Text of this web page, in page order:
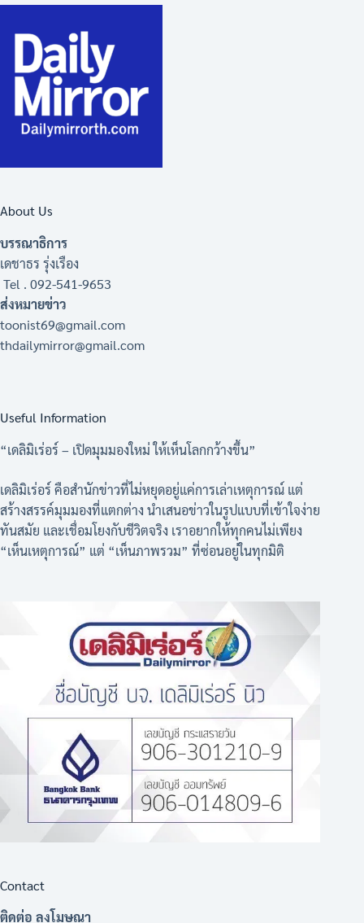
About Us
บรรณาธิการ
เดชาธร รุ่งเรือง
Tel . 092-541-9653
ส่งหมายข่าว
toonist69@gmail.com
thdailymirror@gmail.com
Useful Information
“เดลิมิเร่อร์ – เปิดมุมมองใหม่ ให้เห็นโลกกว้างขึ้น”
เดลิมิเร่อร์ คือสำนักข่าวที่ไม่หยุดอยู่แค่การเล่าเหตุการณ์ แต่
สร้างสรรค์มุมมองที่แตกต่าง นำเสนอข่าวในรูปแบบที่เข้าใจง่าย
ทันสมัย และเชื่อมโยงกับชีวิตจริง เราอยากให้ทุกคนไม่เพียง
“เห็นเหตุการณ์” แต่ “เห็นภาพรวม” ที่ซ่อนอยู่ในทุกมิติ
Contact
ติดต่อ ลงโมษณา